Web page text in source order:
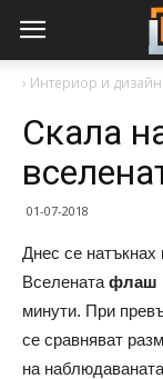
› Интериор и дизайн
Скала
01-07-2018
Днес се
Вселената флаш
минути. При
се сравняват
на